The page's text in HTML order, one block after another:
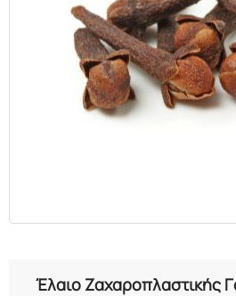
ΖΑΧΑΡΟΠΛΑΣΤΙΚΗ
ΑΙΘΕΡΙΑ ΕΛΑΙΑ
Έλαιο Ζαχαροπλαστικής